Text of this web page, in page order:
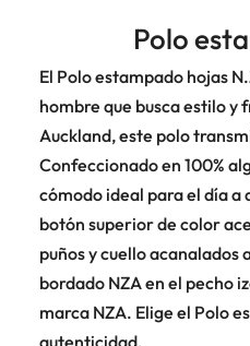
Polo
El Polo estampado hojas
hombre que busca estilo y
Auckland, este polo
Confeccionado en 100%
cómodo ideal para el día a
botón superior de color
puños y cuello
bordado NZA en el pecho
marca NZA. Elige el Polo
autenticidad.